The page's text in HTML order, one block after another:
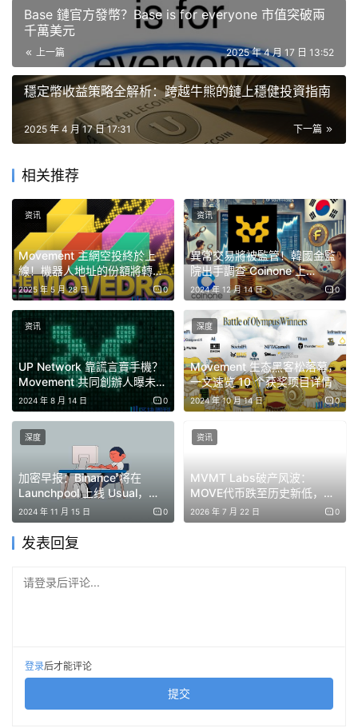
Slack 中。然而，Manche 的 Slack 帳戶在週一結束前又神
秘的出現。Manche 告訴 Blockworks，他仍在使用
Slack，並且整個星期都在進行電話會議。
本週一下午，也就是 Manche 「去度假」的消息在內部宣
布的同一天， Manche 透過 X 宣傳他與共同創辦人
Cooper Scanlon 正一起和開發人員進行每週系統的同步更
幣安沒有回覆 Blockworks 有關該做市商異常行為的評論請
求。加密貨幣偵探 ZachXBT 被通知該做市商項目與
Web3Port 有關，但 Movement 當時拒絕透露該做市商的
名字。
根據 Blockworks 的調查，Web3Port 在過去幾個月中一
Blockworks 的共同創辦人 Jason Yanowitz 為
免责声明：本文提供的信息不是交易建议。BlockWeeks.com
不对根据本文提供的信息所做的任何投资承担责任。我们强烈
建议在做出任何投资决策之前进行独立研究或咨询合格的专业
Base 鏈官方發幣？Base is for everyone 市值突破兩
千萬美元
上一篇 2025 年 4 月 17 日 13:52
穩定幣收益策略全解析：跨越牛熊的鏈上穩健投資指南
下一篇
2025 年 4 月 17 日 17:31
相关推荐
Movement 主網空投終於上
線！機器人地址的份額將轉作
社群的激勵獎勵
2025 年 5 月 28 日 0
资讯
異常交易將被監管！韓國金監
院出手調查 Coinone 上
Movement 代幣滑價事件
2024 年 12 月 14 日 0
资讯
UP Network 靠謊言賣手機？
Movement 共同創辦人曝未承
諾任何空投
2024 年 8 月 14 日 0
资讯
Movement 生态黑客松落幕，
一文速览 10 个获奖项目详情
2024 年 10 月 14 日 0
深度
加密早报：Binance 将在
Launchpool 上线 Usual，
Movement 主网或将上线
2024 年 11 月 15 日 0
深度
MVMT Labs破产风波：
MOVE代币跌至历史新低，项
目方称业务正常
2026 年 7 月 22 日 0
资讯
发表回复
请登录后评论...
登录后才能评论
提交